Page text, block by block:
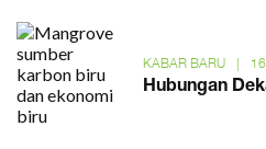
KABAR BARU |
Hubungan